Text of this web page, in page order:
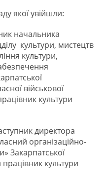
якої увійшли:
начальника
культури, мистецтв
культури,
військової
культури
директора
організаційно-
Закарпатської
культури